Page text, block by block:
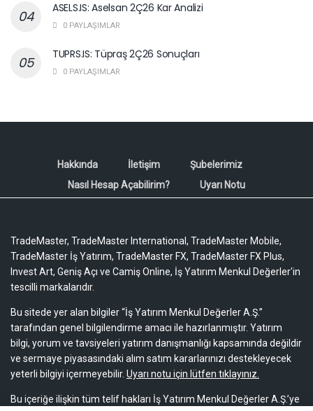
ASELS.IS: Aselsan 2Ç26 Kar Analizi
0 PAYLAŞIMLAR
TUPRS.IS: Tüpraş 2Ç26 Sonuçları
0 PAYLAŞIMLAR
Hakkında İletişim
Şubelerimiz
Nasıl Hesap Açabilirim?
Uyarı Notu
TradeMaster, TradeMaster International, TradeMaster Mobile,
TradeMaster İş Yatırım, TradeMaster FX, TradeMaster FX Plus,
Invest Art, Geniş Açı ve Camiş Online, İş Yatırım Menkul Değerler'in
tescilli markalarıdır.
Bu sitede yer alan bilgiler “İş Yatırım Menkul Değerler A.Ş.”
tarafından genel bilgilendirme amacı ile hazırlanmıştır. Yatırım
bilgi, yorum ve tavsiyeleri yatırım danışmanlığı kapsamında değildir
ve sermaye piyasasındaki alım satım kararlarınızı destekleyecek
yeterli bilgiyi içermeyebilir. Uyarı notu için lütfen tıklayınız.
Bu içeriğe ilişkin tüm telif hakları İş Yatırım Menkul Değerler A.Ş.’ye